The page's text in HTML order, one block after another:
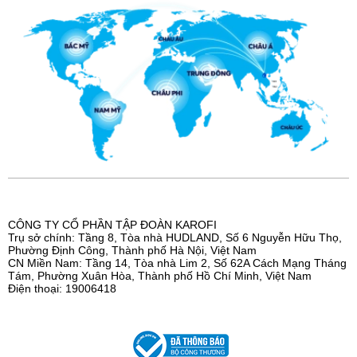
CÔNG TY CỔ PHẦN TẬP ĐOÀN KAROFI
Trụ sở chính: Tầng 8, Tòa nhà HUDLAND, Số 6 Nguyễn Hữu Thọ,
Phường Định Công, Thành phố Hà Nội, Việt Nam
CN Miền Nam: Tầng 14, Tòa nhà Lim 2, Số 62A Cách Mạng Tháng
Tám, Phường Xuân Hòa, Thành phố Hồ Chí Minh, Việt Nam
Điện thoại: 19006418